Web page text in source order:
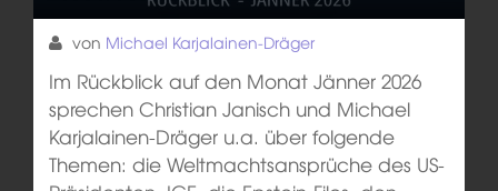
von Michael Karjalainen-Dräger
Im Rückblick auf den Monat Jänner 2026
sprechen Christian Janisch und Michael
Karjalainen-Dräger u.a. über folgende
Themen: die Weltmachtsansprüche des US-